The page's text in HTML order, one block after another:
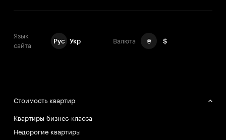
Язык
сайта
Рус Укр Валюта ₴ $
Стоимость квартир
Квартиры бизнес-класса
Недорогие квартиры